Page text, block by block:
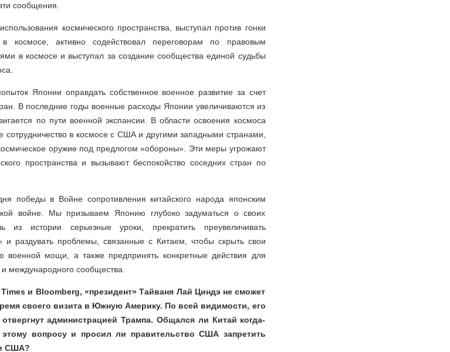
сообщения.
космического пространства, выступал против гонки
космосе, активно содействовал переговорам по правовым
в космосе и выступал за создание сообщества единой судьбы
Японии оправдать собственное военное развитие за счет
В последние годы военные расходы Японии увеличиваются из
по пути военной экспансии. В области освоения космоса
в космосе с США и другими западными странами,
оружие под предлогом «обороны». Эти меры угрожают
пространства и вызывают беспокойство соседних стран по
победы в Войне сопротивления китайского народа японским
войне. Мы призываем Японию глубоко задуматься о своих
из истории серьезные уроки, прекратить преувеличивать
и раздувать проблемы, связанные с Китаем, чтобы скрыть свои
мощи, а также предпринять конкретные действия для
международного сообщества.
и Bloomberg, «президент» Тайваня Лай Циндэ не сможет
своего визита в Южную Америку. По всей видимости, его
администрацией Трампа. Общался ли Китай когда-
вопросу и просил ли правительство США запретить
США?